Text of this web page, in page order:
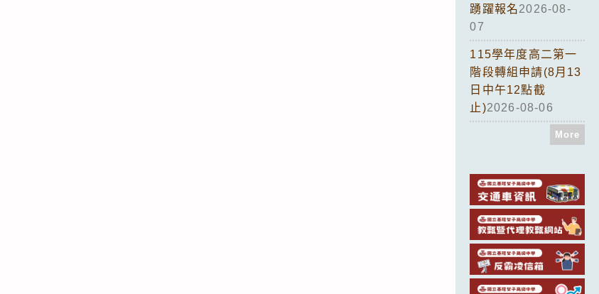
踴躍報名2026-08-
07
115學年度高二第一
階段轉組申請(8月13
日中午12點截
止)2026-08-06
More